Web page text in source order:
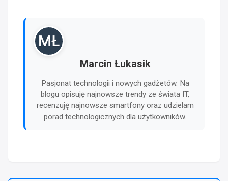
MŁ
Marcin Łukasik
Pasjonat technologii i nowych gadżetów. Na
blogu opisuję najnowsze trendy ze świata IT,
recenzuję najnowsze smartfony oraz udzielam
porad technologicznych dla użytkowników.